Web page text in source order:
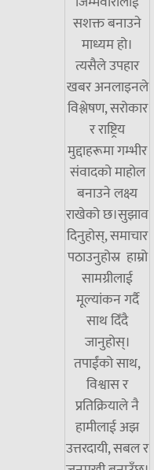
सशक्त बनाउने
माध्यम हो।
त्यसैले उपहार
खबर अनलाइनले
विश्लेषण, सरोकार
र राष्ट्रिय
मुद्दाहरूमा गम्भीर
संवादको माहोल
बनाउने लक्ष्य
राखेको छ।सुझाव
दिनुहोस्, समाचार
पठाउनुहोस्र हाम्रो
सामग्रीलाई
मूल्यांकन गर्दै
साथ दिँदै
जानुहोस्।
तपाईंको साथ,
विश्वास र
प्रतिक्रियाले नै
हामीलाई अझ
उत्तरदायी, सबल र